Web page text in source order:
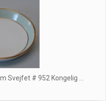
Svejfet # 952 Kongelig ...